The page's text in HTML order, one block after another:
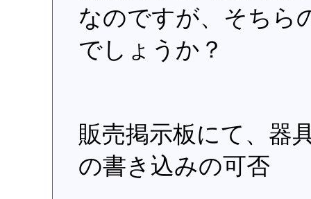
なのですが、そちら
でしょうか？
販売掲示板にて、器
の書き込みの可否